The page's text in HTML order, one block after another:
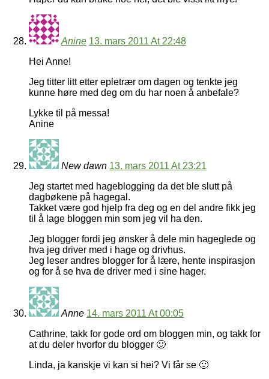
Anine 13. mars 2011 At 22:48
Hei Anne!
Jeg titter litt etter epletrær om dagen og tenkte jeg
kunne høre med deg om du har noen å anbefale?
Lykke til på messa!
Anine
New dawn 13. mars 2011 At 23:21
Jeg startet med hageblogging da det ble slutt på
dagbøkene på hagegal.
Takket være god hjelp fra deg og en del andre fikk jeg
til å lage bloggen min som jeg vil ha den.
Jeg blogger fordi jeg ønsker å dele min hageglede og
hva jeg driver med i hage og drivhus.
Jeg leser andres blogger for å lære, hente inspirasjon
og for å se hva de driver med i sine hager.
Anne 14. mars 2011 At 00:05
Cathrine, takk for gode ord om bloggen min, og takk for
at du deler hvorfor du blogger 🙂
Linda, ja kanskje vi kan si hei? Vi får se 🙂